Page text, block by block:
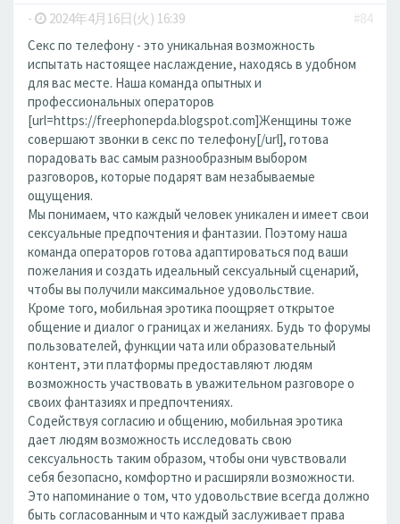
- 2024年4月16日(火) 16:39
#84
Секс по телефону - это уникальная возможность
испытать настоящее наслаждение, находясь в удобном
для вас месте. Наша команда опытных и
профессиональных операторов
[url=https://freephonepda.blogspot.com]Женщины тоже
совершают звонки в секс по телефону[/url], готова
порадовать вас самым разнообразным выбором
разговоров, которые подарят вам незабываемые
ощущения.
Мы понимаем, что каждый человек уникален и имеет свои
сексуальные предпочтения и фантазии. Поэтому наша
команда операторов готова адаптироваться под ваши
пожелания и создать идеальный сексуальный сценарий,
чтобы вы получили максимальное удовольствие.
Кроме того, мобильная эротика поощряет открытое
общение и диалог о границах и желаниях. Будь то форумы
пользователей, функции чата или образовательный
контент, эти платформы предоставляют людям
возможность участвовать в уважительном разговоре о
своих фантазиях и предпочтениях.
Содействуя согласию и общению, мобильная эротика
дает людям возможность исследовать свою
сексуальность таким образом, чтобы они чувствовали
себя безопасно, комфортно и расширяли возможности.
Это напоминание о том, что удовольствие всегда должно
быть согласованным и что каждый заслуживает права